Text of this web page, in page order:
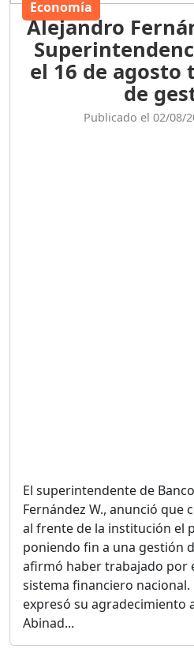
Economía
Alejandro
el 16 de agosto
de
Publicado el 02/08/
El superintendente de
Fernández W., anunció que
al frente de la institución el
poniendo fin a una gestión
afirmó haber trabajado por
sistema financiero nacional.
expresó su agradecimiento
Abinad...